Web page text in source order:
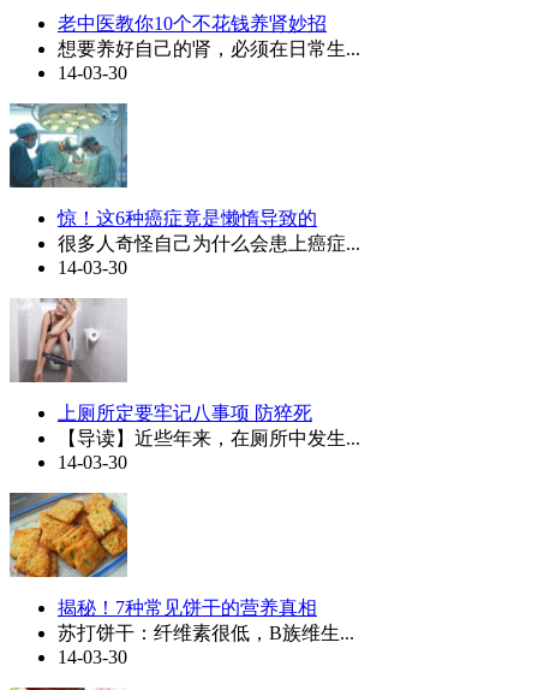
老中医教你10个不花钱养肾妙招
想要养好自己的肾，必须在日常生...
14-03-30
惊！这6种癌症竟是懒惰导致的
很多人奇怪自己为什么会患上癌症...
14-03-30
上厕所定要牢记八事项 防猝死
【导读】近些年来，在厕所中发生...
14-03-30
揭秘！7种常见饼干的营养真相
苏打饼干：纤维素很低，B族维生...
14-03-30